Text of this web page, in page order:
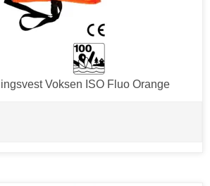
Voksen ISO Fluo Orange